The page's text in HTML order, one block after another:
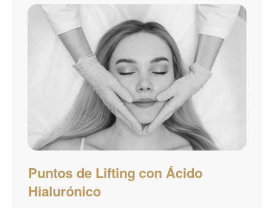
Puntos de Lifting con Ácido
Hialurónico